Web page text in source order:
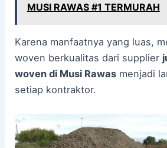
MUSI RAWAS #1 TERMURAH
Karena manfaatnya yang luas,
woven berkualitas dari supplier
woven di Musi Rawas menjadi
setiap kontraktor.